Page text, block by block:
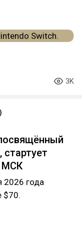
3K
стартует
МСК
2026 года
$70.